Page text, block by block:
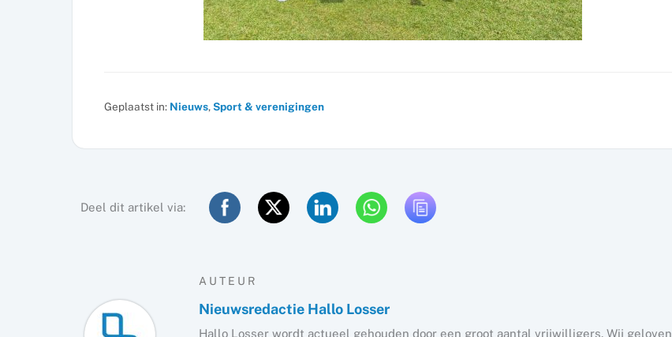
Geplaatst in: Nieuws,Sport & verenigingen
Deel dit artikel via:
AUTEUR
Nieuwsredactie Hallo Losser
Hallo Losser wordt actueel gehouden door een groot aantal vrijwilligers. Wij geloven